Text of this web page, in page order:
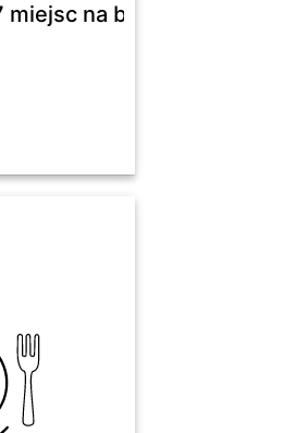
miejsc na butelki